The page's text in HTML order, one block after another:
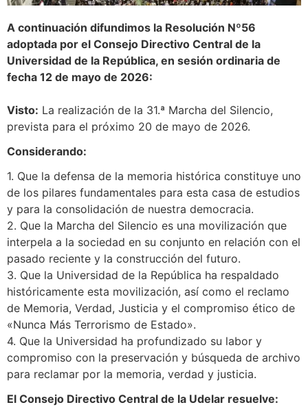
A continuación difundimos la Resolución Nº56
adoptada por el Consejo Directivo Central de la
Universidad de la República, en sesión ordinaria de
fecha 12 de mayo de 2026:
Visto: La realización de la 31.ª Marcha del Silencio,
prevista para el próximo 20 de mayo de 2026.
Considerando:
1. Que la defensa de la memoria histórica constituye uno
de los pilares fundamentales para esta casa de estudios
y para la consolidación de nuestra democracia.
2. Que la Marcha del Silencio es una movilización que
interpela a la sociedad en su conjunto en relación con el
pasado reciente y la construcción del futuro.
3. Que la Universidad de la República ha respaldado
históricamente esta movilización, así como el reclamo
de Memoria, Verdad, Justicia y el compromiso ético de
«Nunca Más Terrorismo de Estado».
4. Que la Universidad ha profundizado su labor y
compromiso con la preservación y búsqueda de archivo
para reclamar por la memoria, verdad y justicia.
El Consejo Directivo Central de la Udelar resuelve: